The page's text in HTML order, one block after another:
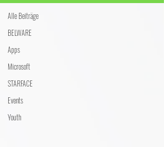
Alle Beiträge
BELWARE
Apps
Microsoft
STARFACE
Events
Youth